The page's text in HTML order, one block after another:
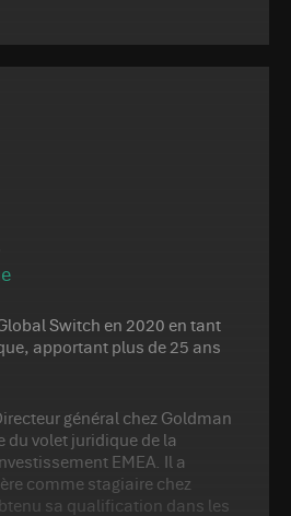
Switch en 2020 en tant
apportant plus de 25 ans
général chez Goldman
du volet juridique de la
EMEA. Il a
comme stagiaire chez
sa qualification dans les